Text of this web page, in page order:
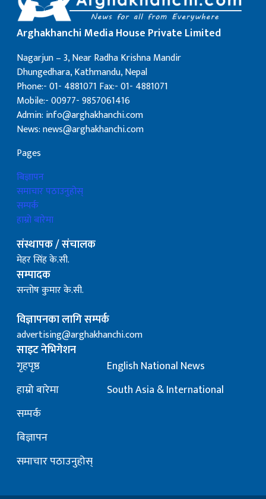
Arghakhanchi Media House Private Limited
Nagarjun – 3, Near Radha Krishna Mandir
Dhungedhara, Kathmandu, Nepal
Phone:- 01- 4881071 Fax:- 01- 4881071
Mobile:- 00977- 9857061416
Admin: info@arghakhanchi.com
News: news@arghakhanchi.com
Pages
बिज्ञापन
समाचार पठाउनुहोस्
सम्पर्क
हाम्रो बारेमा
संस्थापक / संचालक
मेहर सिंह के.सी.
सम्पादक
सन्तोष कुमार के.सी.
विज्ञापनका लागि सम्पर्क
advertising@arghakhanchi.com
साइट नेभिगेशन
गृहपृष्ठ
हाम्रो बारेमा
सम्पर्क
बिज्ञापन
समाचार पठाउनुहोस्
English National News
South Asia & International